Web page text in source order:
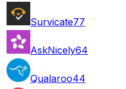
Survicate77
AskNicely64
Qualaroo44